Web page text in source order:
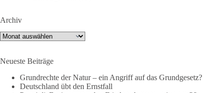
🟩🟩🟦🟦🟥🟥🟧🟧
Menschen mitbekommen, wofür wir stehen und warum es sich
lohnt, dieBasis zu wählen.
Mehr Infos:https://diebasis-st.de/wahlprogramm/
Archiv
Archiv
Neueste Beiträge
Grundrechte der Natur – ein Angriff auf das Grundgesetz?
Deutschland übt den Ernstfall